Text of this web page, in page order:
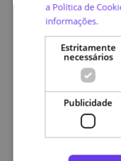
de Lisboa, relativo a 1
Transferência e
correspondente às 27
Plano de
Módulo 1: Resíduos
a Política de
informações.
Estritamente
necessários
Publicidade